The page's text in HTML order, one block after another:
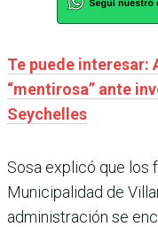
Te puede interesar:
“mentirosa” ante
Seychelles
Sosa explicó que los
Municipalidad de
administración se